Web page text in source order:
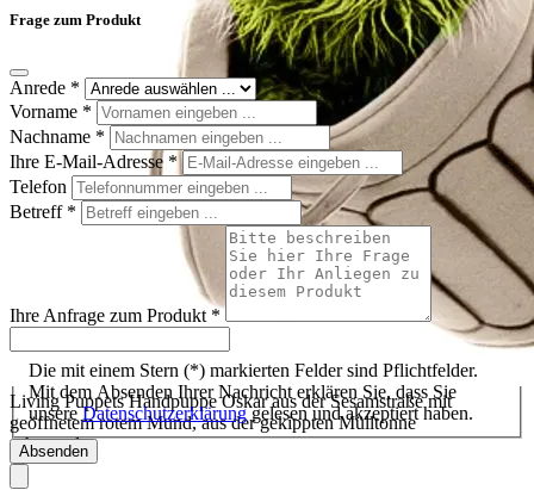
Living Puppets Handpuppe Oskar aus der Sesamstraße mit
geöffnetem rotem Mund, aus der gekippten Mülltonne
schauend
Frage zum Produkt
Anrede *
Vorname *
Nachname *
Ihre E-Mail-Adresse *
Telefon
Betreff *
Ihre Anfrage zum Produkt *
Die mit einem Stern (*) markierten Felder sind Pflichtfelder.
Mit dem Absenden Ihrer Nachricht erklären Sie, dass Sie
unsereDatenschutzerklärunggelesen und akzeptiert haben.
Absenden